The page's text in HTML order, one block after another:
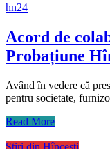
hn24
Acord de
Probațiune
Având în vedere că
pentru societate,
Read More